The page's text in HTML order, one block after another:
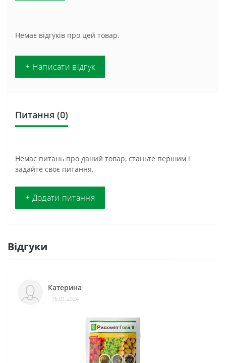
Немає відгуків про цей товар.
+ Написати відгук
Питання (0)
Немає питань про даний товар, станьте першим і
задайте своє питання.
+ Додати питання
Відгуки
Катерина
16.01.2024